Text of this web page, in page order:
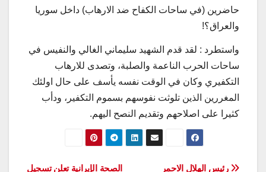
حاضرين (في ساحات الكفاح ضد الارهاب) داخل سوريا
والعراق؟!
واستطرد : لقد قدم الشهيد سليماني الغالي والنفيس في
ساحات الحرب الناعمة والصلبة، وتصدى للارهاب
التكفيري وكان في الوقت نفسه يأسف على حال اولئك
المغررين الذين تلوثت نفوسهم بسموم التكفير، ودأب
كثيرا على اصلاحهم وتقديم النصح اليهم.
الصحة الإيرانية تعلن تسجيل
رئيس الهلال الاحمر